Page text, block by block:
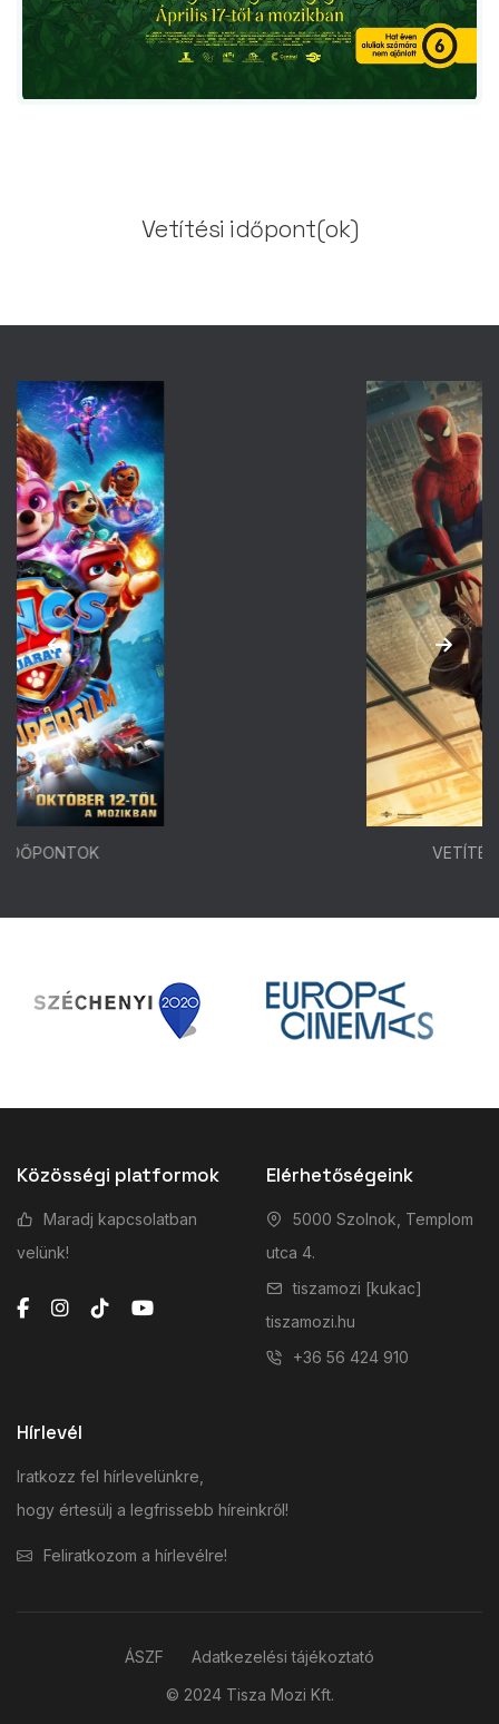
Vetítési időpont(ok)
Közösségi platformok
Maradj kapcsolatban
velünk!
Elérhetőségeink
5000 Szolnok, Templom
utca 4.
tiszamozi [kukac]
tiszamozi.hu
+36 56 424 910
Hírlevél
Iratkozz fel hírlevelünkre,
hogy értesülj a legfrissebb híreinkről!
Feliratkozom a hírlevélre!
© 2024 Tisza Mozi Kft.
ÁSZF Adatkezelési tájékoztató